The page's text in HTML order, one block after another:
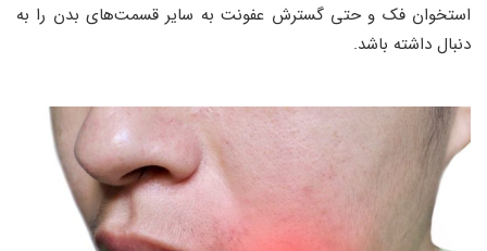
استخوان فک و حتی گسترش عفونت به سایر قسمت‌های بدن را به
دنبال داشته باشد.